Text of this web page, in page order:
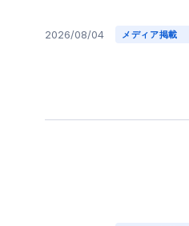
2026/08/04 メディア掲載